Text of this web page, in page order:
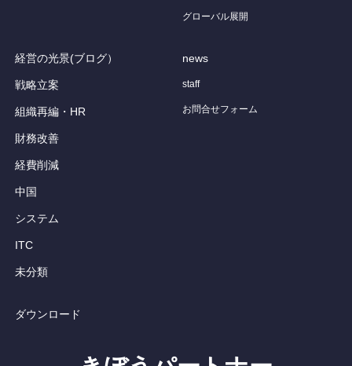
グローバル展開
経営の光景(ブログ）
戦略立案
組織再編・HR
財務改善
経費削減
中国
システム
ITC
未分類
news
staff
お問合せフォーム
ダウンロード